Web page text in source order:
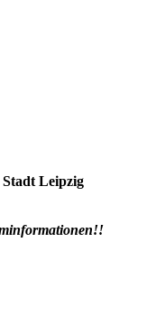
Leipzig